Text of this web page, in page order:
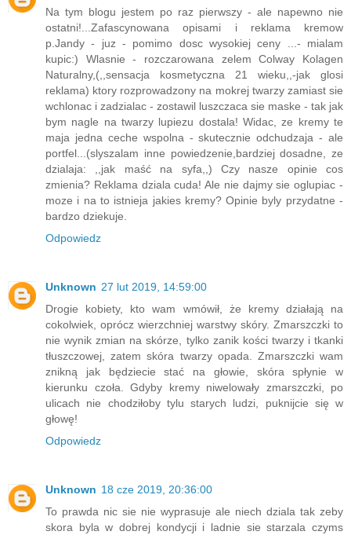
Na tym blogu jestem po raz pierwszy - ale napewno nie
ostatni!...Zafascynowana opisami i reklama kremow
p.Jandy - juz - pomimo dosc wysokiej ceny ...- mialam
kupic:) Wlasnie - rozczarowana zelem Colway Kolagen
Naturalny,(,,sensacja kosmetyczna 21 wieku,,-jak glosi
reklama) ktory rozprowadzony na mokrej twarzy zamiast sie
wchlonac i zadzialac - zostawil luszczaca sie maske - tak jak
bym nagle na twarzy lupiezu dostala! Widac, ze kremy te
maja jedna ceche wspolna - skutecznie odchudzaja - ale
portfel...(slyszalam inne powiedzenie,bardziej dosadne, ze
dzialaja: ,,jak maść na syfa,,) Czy nasze opinie cos
zmienia? Reklama dziala cuda! Ale nie dajmy sie oglupiac -
moze i na to istnieja jakies kremy? Opinie byly przydatne -
bardzo dziekuje.
Odpowiedz
Unknown 27 lut 2019, 14:59:00
Drogie kobiety, kto wam wmówił, że kremy działają na
cokolwiek, oprócz wierzchniej warstwy skóry. Zmarszczki to
nie wynik zmian na skórze, tylko zanik kości twarzy i tkanki
tłuszczowej, zatem skóra twarzy opada. Zmarszczki wam
znikną jak będziecie stać na głowie, skóra spłynie w
kierunku czoła. Gdyby kremy niwelowały zmarszczki, po
ulicach nie chodziłoby tylu starych ludzi, puknijcie się w
głowę!
Odpowiedz
Unknown 18 cze 2019, 20:36:00
To prawda nic sie nie wyprasuje ale niech dziala tak zeby
skora byla w dobrej kondycji i ladnie sie starzala czyms